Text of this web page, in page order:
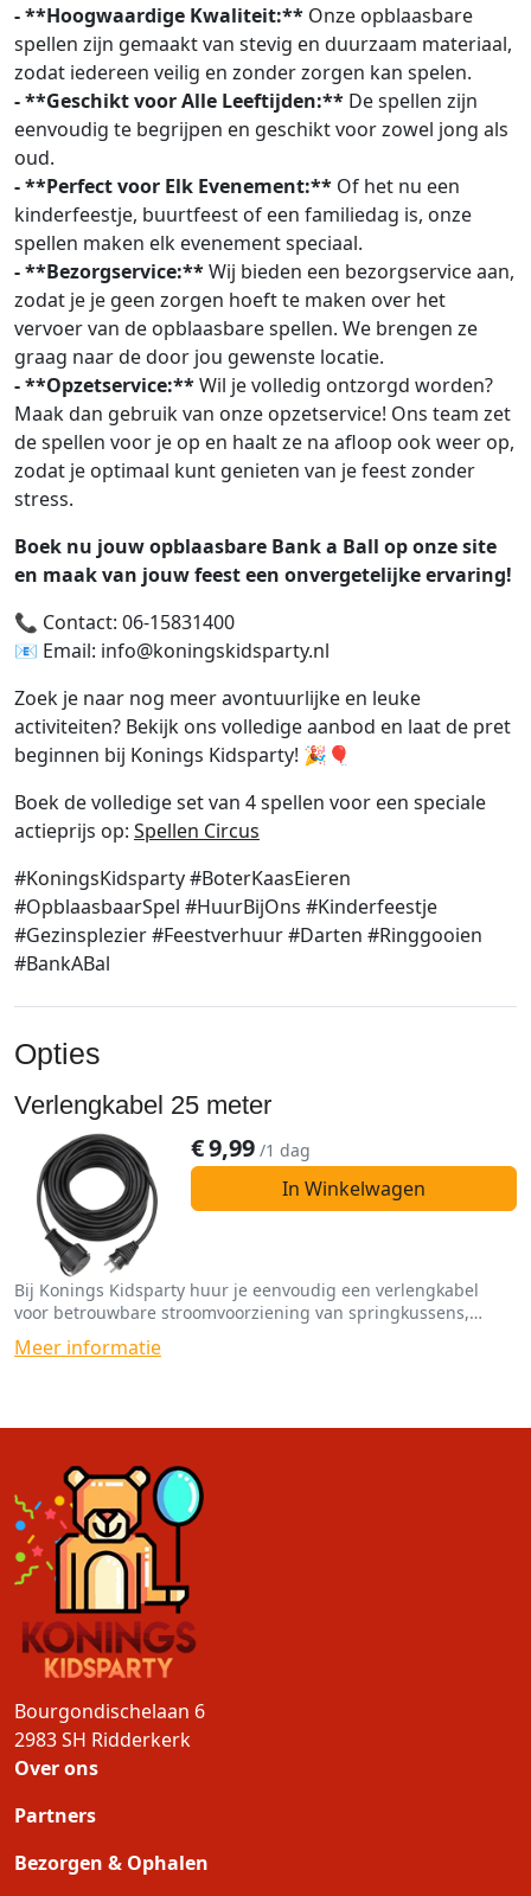
- **Hoogwaardige Kwaliteit:** Onze opblaasbare
spellen zijn gemaakt van stevig en duurzaam materiaal,
zodat iedereen veilig en zonder zorgen kan spelen.
- **Geschikt voor Alle Leeftijden:** De spellen zijn
eenvoudig te begrijpen en geschikt voor zowel jong als
oud.
- **Perfect voor Elk Evenement:** Of het nu een
kinderfeestje, buurtfeest of een familiedag is, onze
spellen maken elk evenement speciaal.
- **Bezorgservice:**Wij bieden een bezorgservice aan,
zodat je je geen zorgen hoeft te maken over het
vervoer van de opblaasbare spellen. We brengen ze
graag naar de door jou gewenste locatie.
- **Opzetservice:**Wil je volledig ontzorgd worden?
Maak dan gebruik van onze opzetservice! Ons team zet
de spellen voor je op en haalt ze na afloop ook weer op,
zodat je optimaal kunt genieten van je feest zonder
stress.
Boek nu jouw opblaasbare Bank a Ball op onze site
en maak van jouw feest een onvergetelijke ervaring!
📞 Contact: 06-15831400
📧 Email: info@koningskidsparty.nl
Zoek je naar nog meer avontuurlijke en leuke
activiteiten? Bekijk ons volledige aanbod en laat de pret
beginnen bij Konings Kidsparty! 🎉🎈
Boek de volledige set van 4 spellen voor een speciale
actieprijs op: Spellen Circus
#KoningsKidsparty #BoterKaasEieren
#OpblaasbaarSpel #HuurBijOns #Kinderfeestje
#Gezinsplezier #Feestverhuur #Darten #Ringgooien
#BankABal
Opties
Verlengkabel 25 meter
€9,99 /1 dag
In Winkelwagen
Bij Konings Kidsparty huur je eenvoudig een verlengkabel
voor betrouwbare stroomvoorziening van springkussens,
spellen en funfoodmachines.
Meer informatie
Bourgondischelaan 6
2983 SH Ridderkerk
Over ons
Partners
Bezorgen & Ophalen